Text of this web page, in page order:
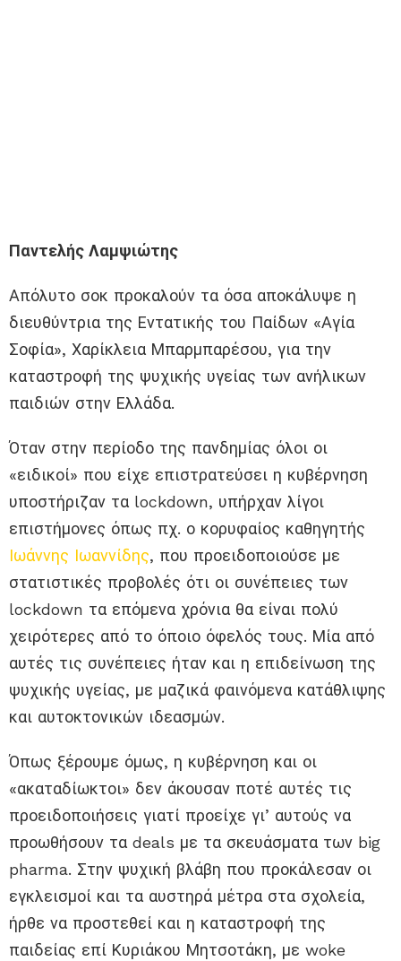
Παντελής Λαμψιώτης
Απόλυτο σοκ προκαλούν τα όσα αποκάλυψε η
διευθύντρια της Εντατικής του Παίδων «Αγία
Σοφία», Χαρίκλεια Μπαρμπαρέσου, για την
καταστροφή της ψυχικής υγείας των ανήλικων
παιδιών στην Ελλάδα.
Όταν στην περίοδο της πανδημίας όλοι οι
«ειδικοί» που είχε επιστρατεύσει η κυβέρνηση
υποστήριζαν τα lockdown, υπήρχαν λίγοι
επιστήμονες όπως πχ. ο κορυφαίος καθηγητής
Ιωάννης Ιωαννίδης, που προειδοποιούσε με
στατιστικές προβολές ότι οι συνέπειες των
lockdown τα επόμενα χρόνια θα είναι πολύ
χειρότερες από το όποιο όφελός τους. Μία από
αυτές τις συνέπειες ήταν και η επιδείνωση της
ψυχικής υγείας, με μαζικά φαινόμενα κατάθλιψης
και αυτοκτονικών ιδεασμών.
Όπως ξέρουμε όμως, η κυβέρνηση και οι
«ακαταδίωκτοι» δεν άκουσαν ποτέ αυτές τις
προειδοποιήσεις γιατί προείχε γι’ αυτούς να
προωθήσουν τα deals με τα σκευάσματα των big
pharma. Στην ψυχική βλάβη που προκάλεσαν οι
εγκλεισμοί και τα αυστηρά μέτρα στα σχολεία,
ήρθε να προστεθεί και η καταστροφή της
παιδείας επί Κυριάκου Μητσοτάκη, με woke